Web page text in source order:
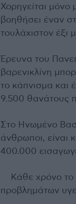
Χορηγείται μόνο
βοηθήσει έναν
τουλάχιστον έξι
Έρευνα του
βαρενικλίνη
το κάπνισμα και
9.500 θανάτους
Στο Ηνωμένο
άνθρωποι, είναι
400.000
Κάθε χρόνο το
προβλημάτων